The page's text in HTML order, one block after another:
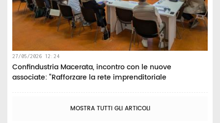
27/05/2026 12:24
Confindustria Macerata, incontro con le nuove
associate: “Rafforzare la rete imprenditoriale
MOSTRA TUTTI GLI ARTICOLI